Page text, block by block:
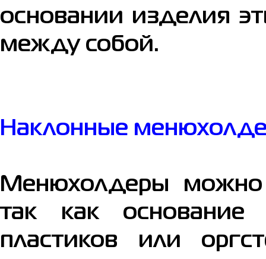
основании изделия
между собой.
Наклонные
Менюхолдеры можно
так как основание
пластиков или